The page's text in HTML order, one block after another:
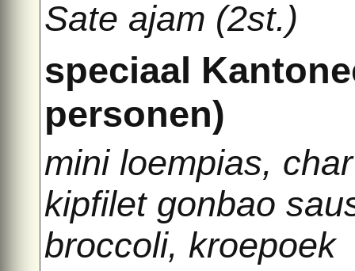
Sate ajam (2st.)
speciaal
personen)
mini loempias,
kipfilet gonbao
broccoli, kroepoek